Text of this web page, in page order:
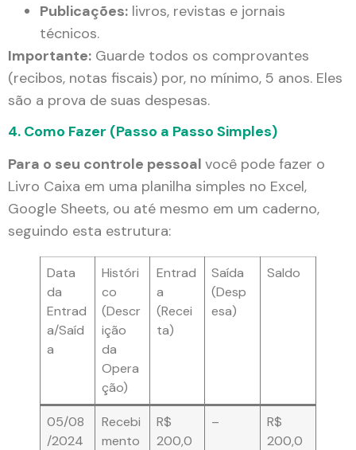
Publicações: livros, revistas e jornais
técnicos.
Importante: Guarde todos os comprovantes
(recibos, notas fiscais) por, no mínimo, 5 anos. Eles
são a prova de suas despesas.
4. Como Fazer (Passo a Passo Simples)
Para o seu controle pessoal você pode fazer o
Livro Caixa em uma planilha simples no Excel,
Google Sheets, ou até mesmo em um caderno,
seguindo esta estrutura:
Data
da
Entrad
a/Saíd
a
Históri
co
(Descr
ição
da
Opera
ção)
Entrad
a
(Recei
ta)
Saída
(Desp
esa)
Saldo
05/08
/2024
Recebi
mento
R$
200,0
–
R$
200,0